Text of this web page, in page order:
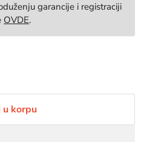
garancije i registraciji
OVDE.
u korpu